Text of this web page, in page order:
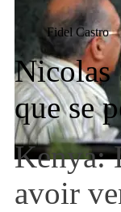
Fidel Castro
Nicolas
que se
Kenya:
avoir